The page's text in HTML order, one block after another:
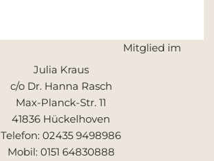
Mitglied im
Julia Kraus
c/o Dr. Hanna Rasch
Max-Planck-Str. 11
41836 Hückelhoven
Telefon: 02435 9498986
Mobil: 0151 64830888